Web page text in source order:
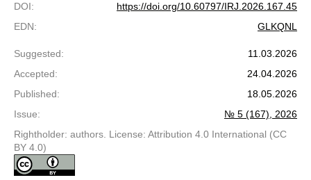
DOI:
https://doi.org/10.60797/IRJ.2026.167.45
EDN: GLKQNL
Suggested:
11.03.2026
Accepted:
24.04.2026
Published:
18.05.2026
Issue:
№ 5 (167), 2026
Rightholder: authors. License: Attribution 4.0 International (CC
BY 4.0)